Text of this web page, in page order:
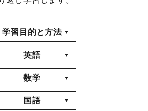
学習目的と方法
英語
数学
国語